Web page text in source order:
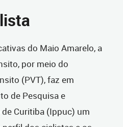
do Maio Amarelo, a
por meio do
(PVT), faz em
de Pesquisa e
Curitiba (Ippuc) um